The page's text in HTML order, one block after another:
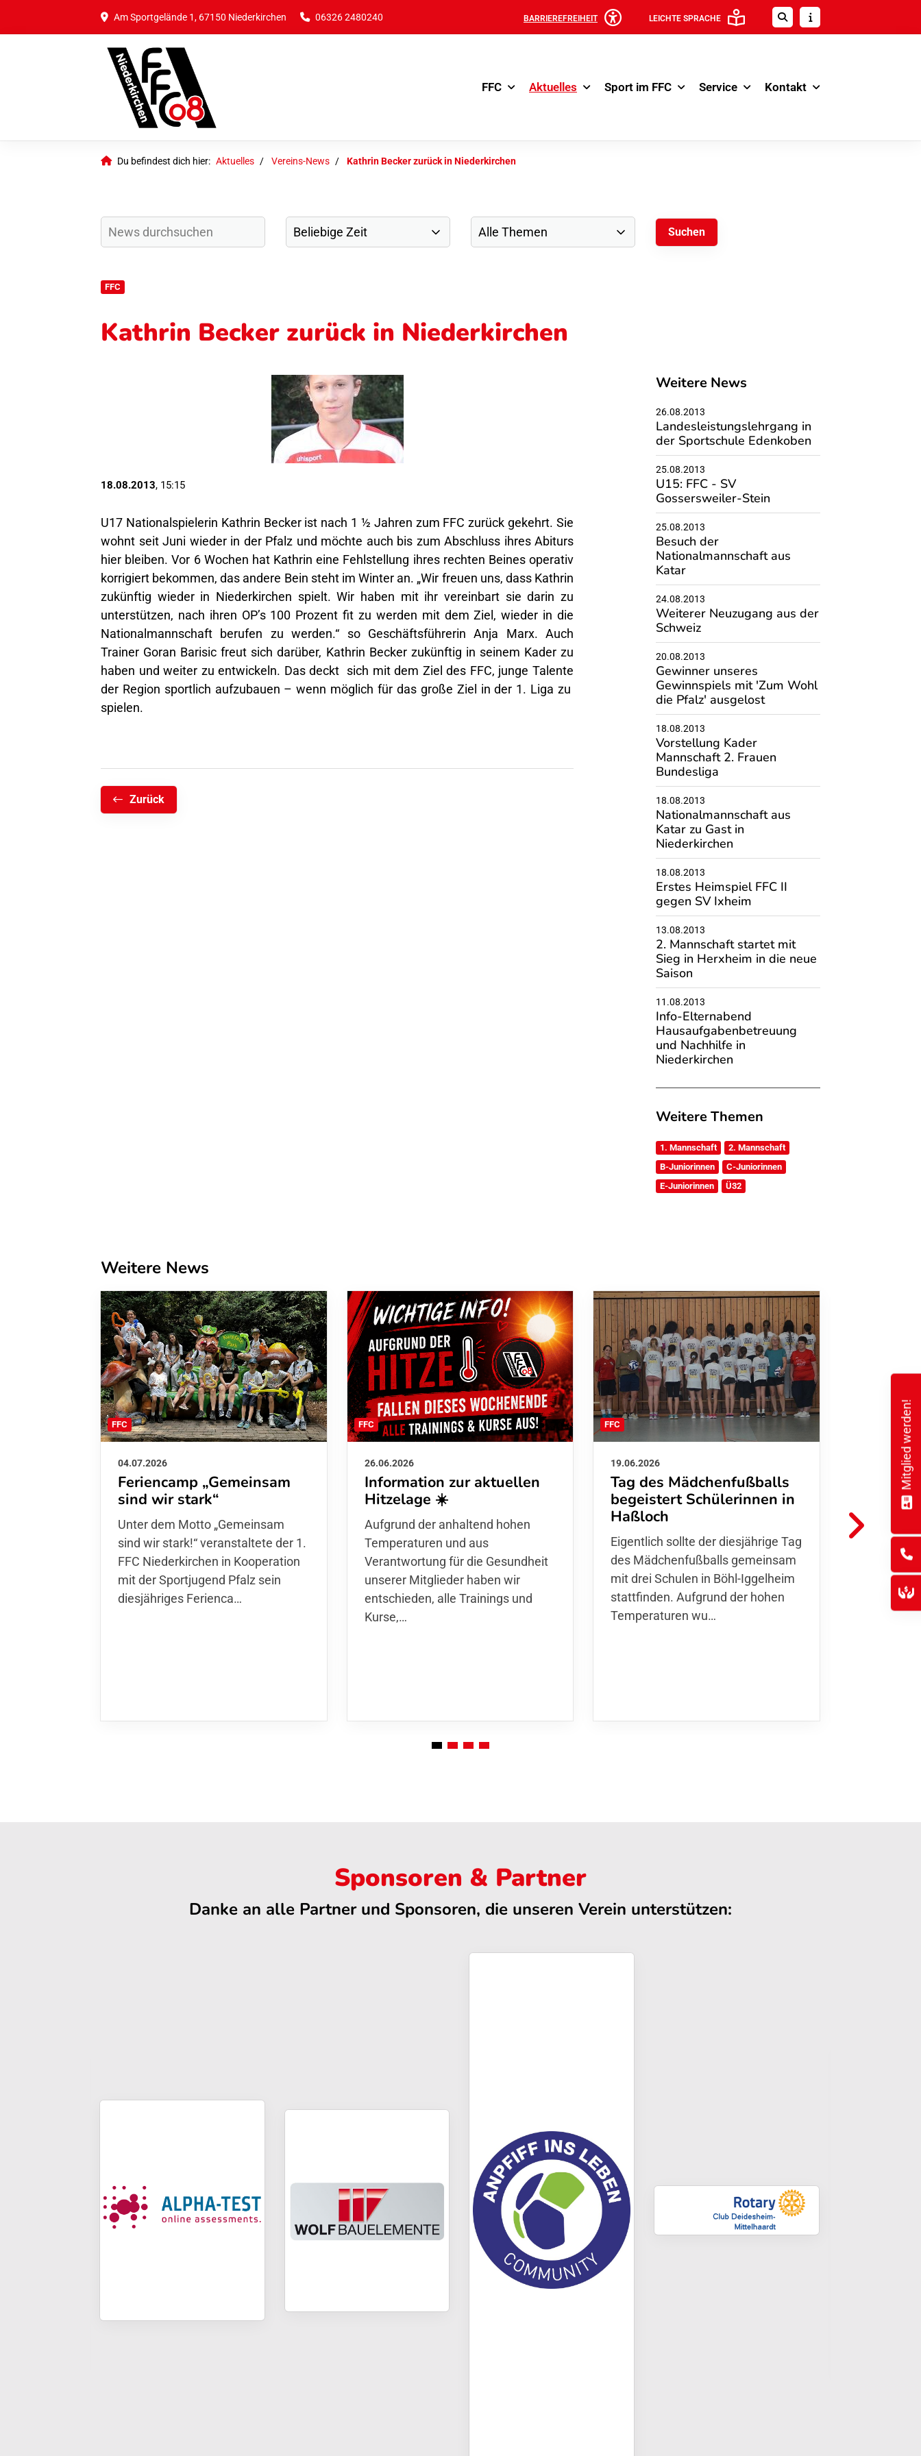
Am Sportgelände 1, 67150 Niederkirchen 06326 2480240 BARRIEREFREIHEIT LEICHTE SPRACHE
FFC Aktuelles Sport im FFC Service Kontakt
Du befindest dich hier: Aktuelles Vereins-News Kathrin Becker zurück in Niederkirchen
FFC
Kathrin Becker zurück in Niederkirchen
18.08.2013, 15:15
U17 Nationalspielerin Kathrin Becker ist nach 1 ½ Jahren zum FFC zurück gekehrt. Sie
wohnt seit Juni wieder in der Pfalz und möchte auch bis zum Abschluss ihres Abiturs
hier bleiben. Vor 6 Wochen hat Kathrin eine Fehlstellung ihres rechten Beines operativ
korrigiert bekommen, das andere Bein steht im Winter an. „Wir freuen uns, dass Kathrin
zukünftig wieder in Niederkirchen spielt. Wir haben mit ihr vereinbart sie darin zu
unterstützen, nach ihren OP’s 100 Prozent fit zu werden mit dem Ziel, wieder in die
Nationalmannschaft berufen zu werden.“ so Geschäftsführerin Anja Marx. Auch
Trainer Goran Barisic freut sich darüber, Kathrin Becker zukünftig in seinem Kader zu
haben und weiter zu entwickeln. Das deckt sich mit dem Ziel des FFC, junge Talente
der Region sportlich aufzubauen – wenn möglich für das große Ziel in der 1. Liga zu
spielen.
Zurück
Weitere News
26.08.2013
Landesleistungslehrgang in
der Sportschule Edenkoben
25.08.2013
U15: FFC - SV
Gossersweiler-Stein
25.08.2013
Besuch der
Nationalmannschaft aus
Katar
24.08.2013
Weiterer Neuzugang aus der
Schweiz
20.08.2013
Gewinner unseres
Gewinnspiels mit 'Zum Wohl
die Pfalz' ausgelost
18.08.2013
Vorstellung Kader
Mannschaft 2. Frauen
Bundesliga
18.08.2013
Nationalmannschaft aus
Katar zu Gast in
Niederkirchen
18.08.2013
Erstes Heimspiel FFC II
gegen SV Ixheim
13.08.2013
2. Mannschaft startet mit
Sieg in Herxheim in die neue
Saison
11.08.2013
Info-Elternabend
Hausaufgabenbetreuung
und Nachhilfe in
Niederkirchen
Weitere Themen
1. Mannschaft
2. Mannschaft
B-Juniorinnen
C-Juniorinnen
E-Juniorinnen
Ü32
Weitere News
FFC
04.07.2026
Feriencamp „Gemeinsam
sind wir stark“
Unter dem Motto „Gemeinsam
sind wir stark!“ veranstaltete der 1.
FFC Niederkirchen in Kooperation
mit der Sportjugend Pfalz sein
diesjähriges Ferienca…
FFC
26.06.2026
Information zur aktuellen
Hitzelage ☀️
Aufgrund der anhaltend hohen
Temperaturen und aus
Verantwortung für die Gesundheit
unserer Mitglieder haben wir
entschieden, alle Trainings und
Kurse,…
FFC
19.06.2026
Tag des Mädchenfußballs
begeistert Schülerinnen in
Haßloch
Eigentlich sollte der diesjährige Tag
des Mädchenfußballs gemeinsam
mit drei Schulen in Böhl-Iggelheim
stattfinden. Aufgrund der hohen
Temperaturen wu…
01.06.2026
Danke
FFC
Hoffmann
Thomas
den
Sponsoren & Partner
Danke an alle Partner und Sponsoren, die unseren Verein unterstützen:
Mitglied werden!